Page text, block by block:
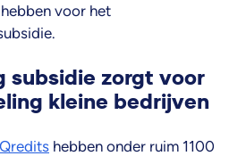
voor het
subsidie zorgt voor
kleine bedrijven
Qredits hebben onder ruim 1100